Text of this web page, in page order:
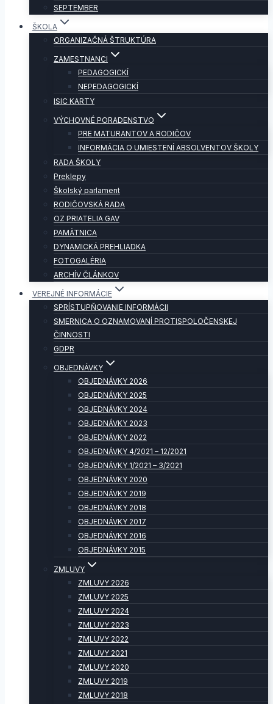
SEPTEMBER
ŠKOLA
ORGANIZAČNÁ ŠTRUKTÚRA
ZAMESTNANCI
PEDAGOGICKÍ
NEPEDAGOGICKÍ
ISIC KARTY
VÝCHOVNÉ PORADENSTVO
PRE MATURANTOV A RODIČOV
INFORMÁCIA O UMIESTENÍ ABSOLVENTOV ŠKOLY
RADA ŠKOLY
Preklepy
Školský parlament
RODIČOVSKÁ RADA
OZ PRIATELIA GAV
PAMÄTNICA
DYNAMICKÁ PREHLIADKA
FOTOGALÉRIA
ARCHÍV ČLÁNKOV
VEREJNÉ INFORMÁCIE
SPRÍSTUPŇOVANIE INFORMÁCII
SMERNICA O OZNAMOVANÍ PROTISPOLOČENSKEJ
ČINNOSTI
GDPR
OBJEDNÁVKY
OBJEDNÁVKY 2026
OBJEDNÁVKY 2025
OBJEDNÁVKY 2024
OBJEDNÁVKY 2023
OBJEDNÁVKY 2022
OBJEDNÁVKY 4/2021 – 12/2021
OBJEDNÁVKY 1/2021 – 3/2021
OBJEDNÁVKY 2020
OBJEDNÁVKY 2019
OBJEDNÁVKY 2018
OBJEDNÁVKY 2017
OBJEDNÁVKY 2016
OBJEDNÁVKY 2015
ZMLUVY
ZMLUVY 2026
ZMLUVY 2025
ZMLUVY 2024
ZMLUVY 2023
ZMLUVY 2022
ZMLUVY 2021
ZMLUVY 2020
ZMLUVY 2019
ZMLUVY 2018